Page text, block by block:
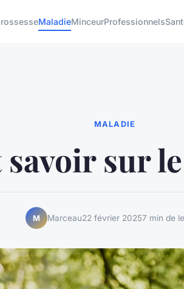
MaladieMinceurProfessionnels
MALADIE
sur
M Marceau22 février 20257 min de